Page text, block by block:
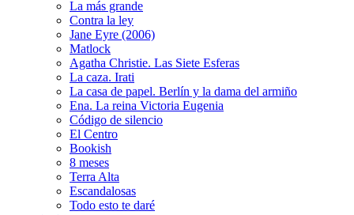
La más grande
Contra la ley
Jane Eyre (2006)
Matlock
Agatha Christie. Las Siete Esferas
La caza. Irati
La casa de papel. Berlín y la dama del armiño
Ena. La reina Victoria Eugenia
Código de silencio
El Centro
Bookish
8 meses
Terra Alta
Escandalosas
Todo esto te daré